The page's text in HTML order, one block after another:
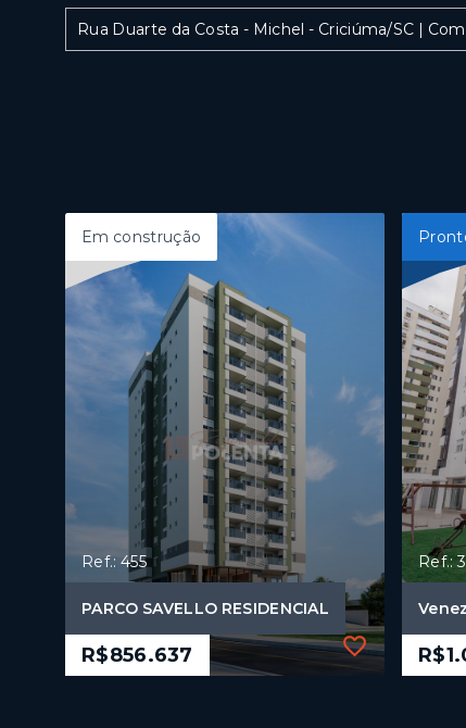
Rua Duarte da Costa - Michel - Criciúma/SC |
Em construção
Ref.: 455
PARCO SAVELLO RESIDENCIAL
R$856.637
Ref.: